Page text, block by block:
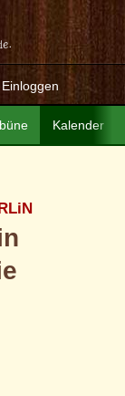
Einloggen
Kalender